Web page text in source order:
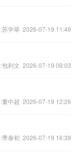
苏学翠 2026-07-19 11:49
包利文 2026-07-19 09:03
董中超 2026-07-19 12:26
季泰初 2026-07-19 16:39